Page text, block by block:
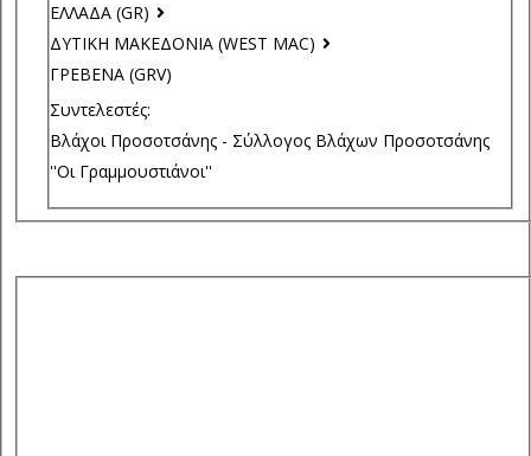
ΕΛΛΑΔΑ (GR)
ΔΥΤΙΚΗ ΜΑΚΕΔΟΝΙΑ (WEST MAC)
ΓΡΕΒΕΝΑ (GRV)
Συντελεστές:
Βλάχοι Προσοτσάνης - Σύλλογος Βλάχων Προσοτσάνης
''Οι Γραμμουστιάνοι''